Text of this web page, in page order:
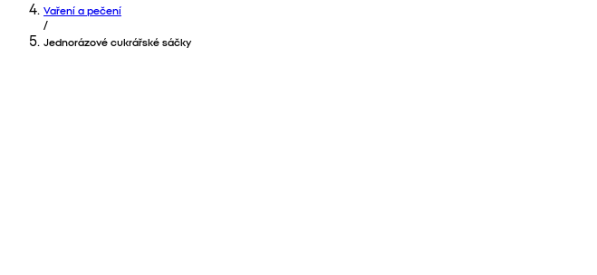
Vaření a pečení
/
Jednorázové cukrářské sáčky